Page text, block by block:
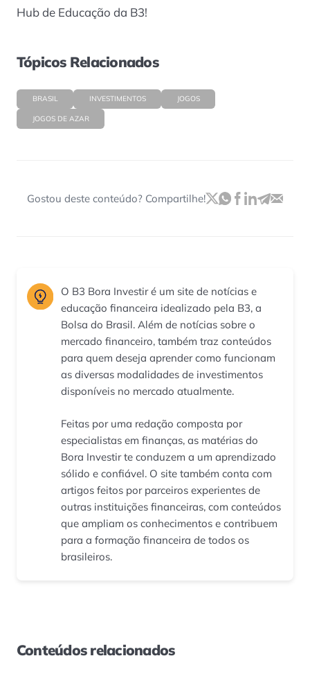
Hub de Educação da B3!
Tópicos Relacionados
BRASIL INVESTIMENTOS JOGOS
JOGOS DE AZAR
Gostou deste conteúdo? Compartilhe!
O B3 Bora Investir é um site de notícias e
educação financeira idealizado pela B3, a
Bolsa do Brasil. Além de notícias sobre o
mercado financeiro, também traz conteúdos
para quem deseja aprender como funcionam
as diversas modalidades de investimentos
disponíveis no mercado atualmente.
Feitas por uma redação composta por
especialistas em finanças, as matérias do
Bora Investir te conduzem a um aprendizado
sólido e confiável. O site também conta com
artigos feitos por parceiros experientes de
outras instituições financeiras, com conteúdos
que ampliam os conhecimentos e contribuem
para a formação financeira de todos os
brasileiros.
Conteúdos relacionados